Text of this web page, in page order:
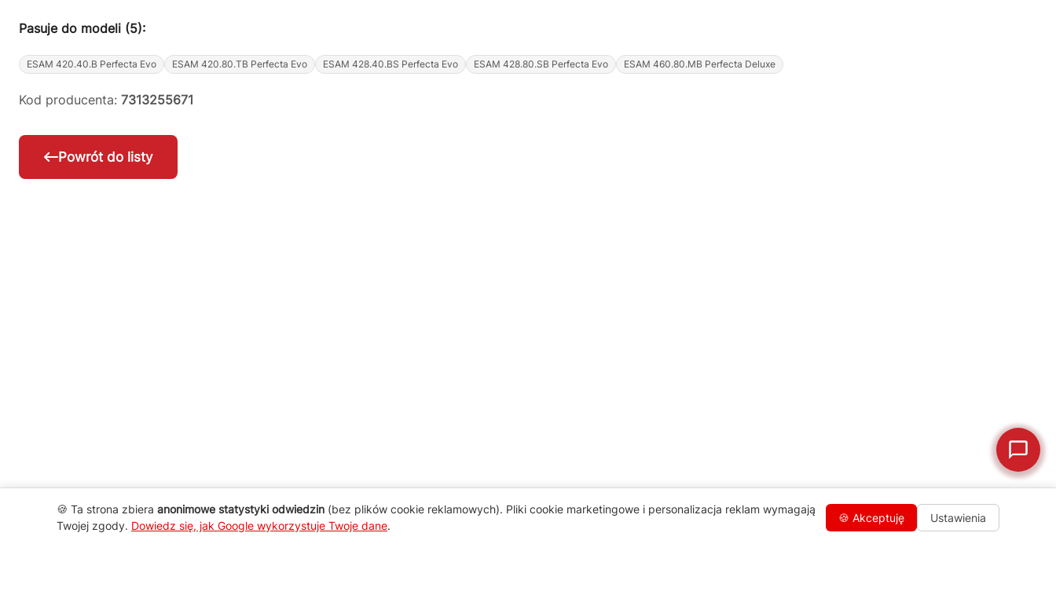
Pasuje do modeli (5):
ESAM 420.40.B Perfecta Evo ESAM 420.80.TB Perfecta Evo ESAM 428.40.BS Perfecta Evo ESAM 428.80.SB Perfecta Evo ESAM 460.80.MB Perfecta Deluxe
Kod producenta: 7313255671
Powrót do listy
🍪 Ta strona zbiera anonimowe statystyki odwiedzin (bez plików cookie reklamowych). Pliki cookie marketingowe i personalizacja reklam wymagają
Twojej zgody. Dowiedz się, jak Google wykorzystuje Twoje dane.
🍪 Akceptuję Ustawienia